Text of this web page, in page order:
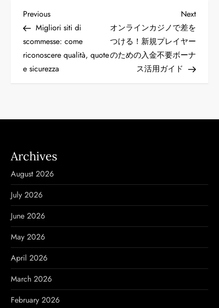
P
o
s
a
v
i
g
a
t
i
o
n
Previous
Post
Previous
Migliori siti di
scommesse: come
riconoscere qualità, quote
e sicurezza
Next
Post
Next
オンラインカジノで差を
つける！新規プレイヤー
のための入金不要ボーナ
ス活用ガイド
Archives
August 2026
July 2026
June 2026
May 2026
April 2026
March 2026
February 2026